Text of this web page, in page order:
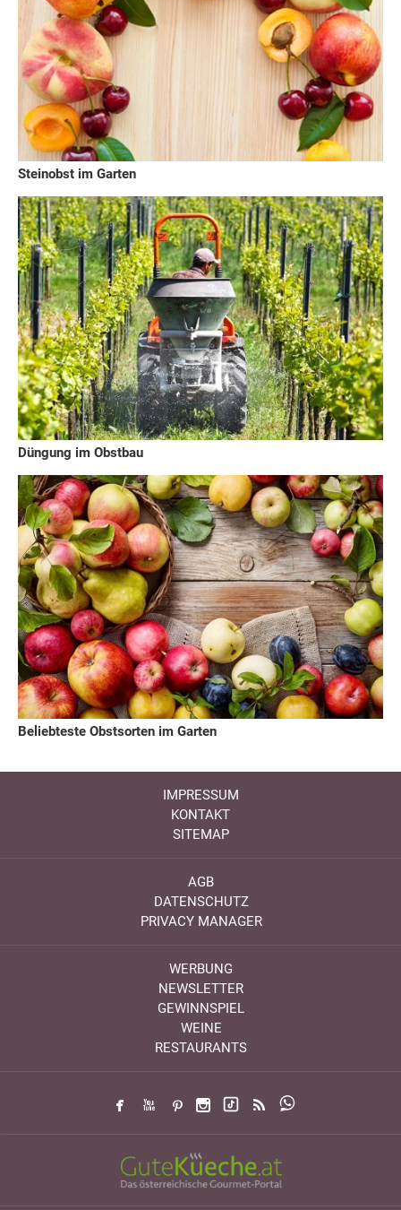
Steinobst im Garten
Düngung im Obstbau
Beliebteste Obstsorten im Garten
IMPRESSUM
KONTAKT
SITEMAP
AGB
DATENSCHUTZ
PRIVACY MANAGER
WERBUNG
NEWSLETTER
GEWINNSPIEL
WEINE
RESTAURANTS